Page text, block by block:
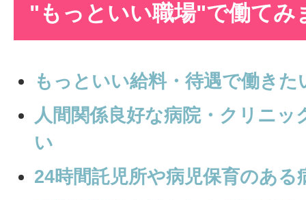
"もっといい職場"で働てみ
もっといい給料・待遇で働きた
人間関係良好な病院・クリニッ
い
24時間託児所や病児保育のある